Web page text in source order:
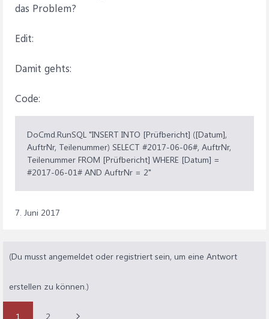
das Problem?
Edit:
Damit gehts:
Code:
DoCmd.RunSQL "INSERT INTO [Prüfbericht] ([Datum],
AuftrNr, Teilenummer) SELECT #2017-06-06#, AuftrNr,
Teilenummer FROM [Prüfbericht] WHERE [Datum] =
#2017-06-01# AND AuftrNr = 2"
7. Juni 2017
(Du musst angemeldet oder registriert sein, um eine Antwort
erstellen zu können.)
1 2